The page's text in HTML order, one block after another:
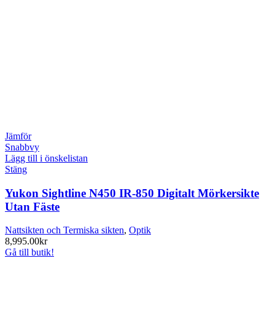
Jämför
Snabbvy
Lägg till i önskelistan
Stäng
Yukon Sightline N450 IR-850 Digitalt Mörkersikte
Utan Fäste
Nattsikten och Termiska sikten, Optik
8,995.00kr
Gå till butik!